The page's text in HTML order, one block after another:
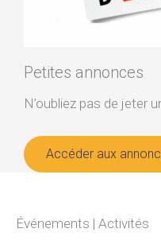
Petites annonces
N’oubliez pas de jeter
Accéder aux
Événements | Activités